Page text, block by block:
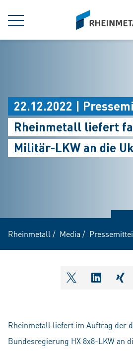
MENÜ
siteLogo
22.12.2022 |
Rheinmetall liefert
Militär-LKW an die
Rheinmetall / Media /
shareOntwitter
Rheinmetall liefert im Auftrag der
Bundesregierung HX 8x8-LKW an